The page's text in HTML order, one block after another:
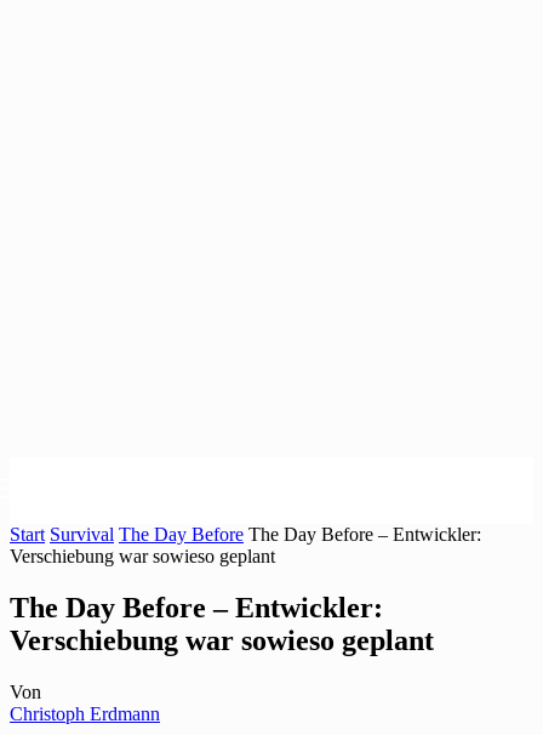
Start Survival The Day Before The Day Before – Entwickler:
Verschiebung war sowieso geplant
The Day Before – Entwickler:
Verschiebung war sowieso geplant
Von
Christoph Erdmann